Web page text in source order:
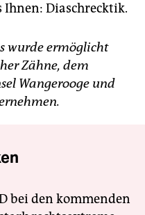
Ihnen: Diaschrecktik.
wurde ermöglicht
Zähne, dem
Wangerooge und
bei den kommenden